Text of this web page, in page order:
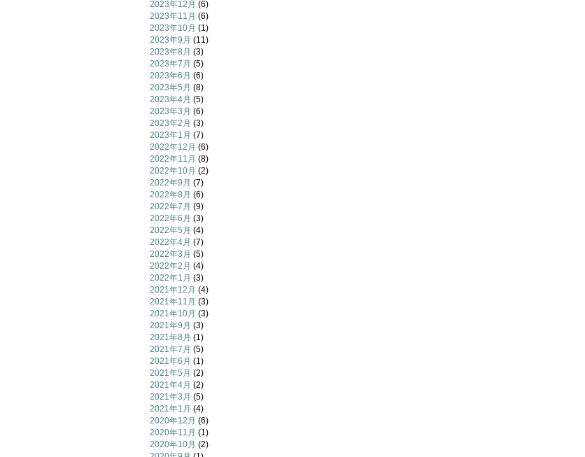
2023年12月 (6)
2023年11月 (6)
2023年10月 (1)
2023年9月 (11)
2023年8月 (3)
2023年7月 (5)
2023年6月 (6)
2023年5月 (8)
2023年4月 (5)
2023年3月 (6)
2023年2月 (3)
2023年1月 (7)
2022年12月 (6)
2022年11月 (8)
2022年10月 (2)
2022年9月 (7)
2022年8月 (6)
2022年7月 (9)
2022年6月 (3)
2022年5月 (4)
2022年4月 (7)
2022年3月 (5)
2022年2月 (4)
2022年1月 (3)
2021年12月 (4)
2021年11月 (3)
2021年10月 (3)
2021年9月 (3)
2021年8月 (1)
2021年7月 (5)
2021年6月 (1)
2021年5月 (2)
2021年4月 (2)
2021年3月 (5)
2021年1月 (4)
2020年12月 (6)
2020年11月 (1)
2020年10月 (2)